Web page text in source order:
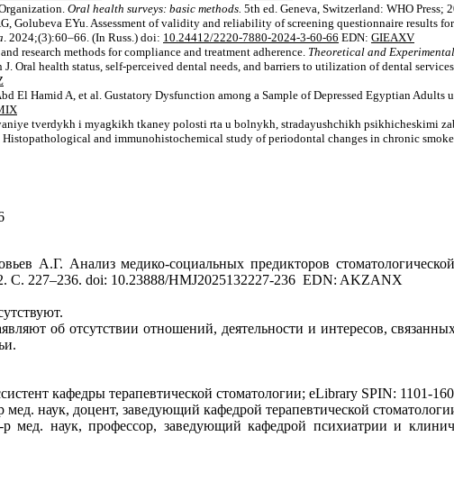
Oral health surveys: basic methods. 5th ed. Geneva, Switzerland: WHO Press;
Golubeva EYu. Assessment of validity and reliability of screening questionnaire
. 2024;(3):60–66. (In Russ.) doi: 10.24412/2220-7880-2024-3-60-66 EDN: GIEAXV
research methods for compliance and treatment adherence. Theoretical and
Oral health status, self-perceived dental needs, and barriers to utilization of dental
El Hamid A, et al. Gustatory Dysfunction among a Sample of Depressed Egyptian Adults
tverdykh i myagkikh tkaney polosti rta u bolnykh, stradayushchikh psikhicheskimi
Histopathological and immunohistochemical study of periodontal changes in chronic
А.Г. Анализ медико-социальных предикторов
С. 227–236. doi: 10.23888/HMJ2025132227-236 EDN: AKZANX
об отсутствии отношений, деятельности и интересов,
кафедры терапевтической стоматологии; eLibrary SPIN: 1101-
мед. наук, доцент, заведующий кафедрой терапевтической
мед. наук, профессор, заведующий кафедрой психиатрии и